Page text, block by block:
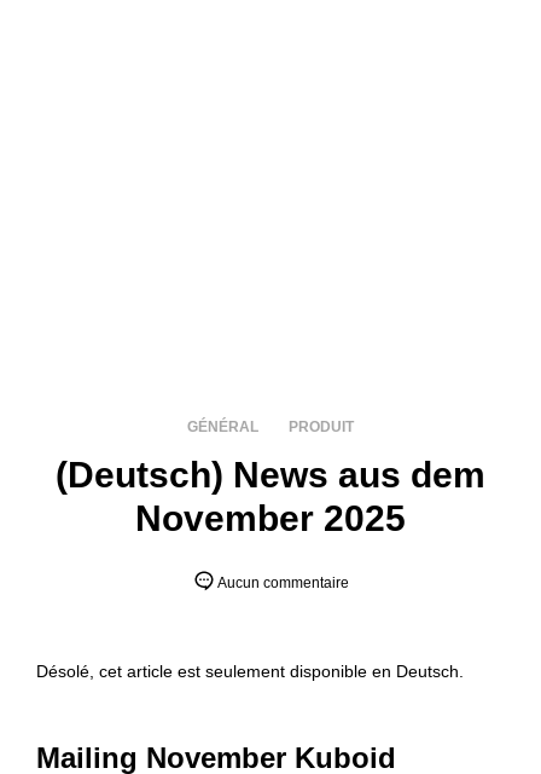
GÉNÉRAL PRODUIT
(Deutsch) News aus dem
November 2025
Aucun commentaire
Désolé, cet article est seulement disponible en Deutsch
Mailing November Kuboid